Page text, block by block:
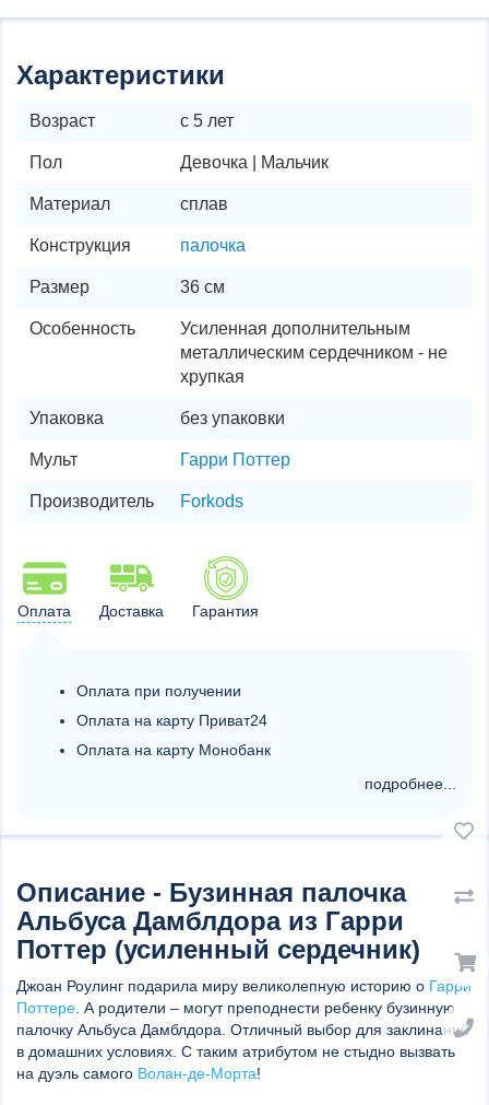
Характеристики
Возраст с 5 лет
Пол Девочка | Мальчик
Материал сплав
Конструкция палочка
Размер 36 см
Особенность
Усиленная дополнительным
металлическим сердечником - не
хрупкая
Упаковка без упаковки
Мульт Гарри Поттер
Производитель Forkods
Оплата Доставка Гарантия
Оплата при получении
Оплата на карту Приват24
Оплата на карту Монобанк
подробнее...
Описание - Бузинная палочка
Альбуса Дамблдора из Гарри
Поттер (усиленный сердечник)
Джоан Роулинг подарила миру великолепную историю о Гарри
Поттере. А родители – могут преподнести ребенку бузинную
палочку Альбуса Дамблдора. Отличный выбор для заклинаний
в домашних условиях. С таким атрибутом не стыдно вызвать
на дуэль самого Волан-де-Морта!